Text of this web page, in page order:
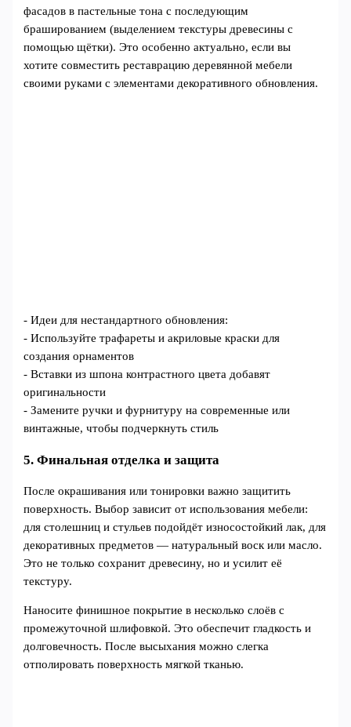
фасадов в пастельные тона с последующим
брашированием (выделением текстуры древесины с
помощью щётки). Это особенно актуально, если вы
хотите совместить реставрацию деревянной мебели
своими руками с элементами декоративного обновления.
- Идеи для нестандартного обновления:
- Используйте трафареты и акриловые краски для
создания орнаментов
- Вставки из шпона контрастного цвета добавят
оригинальности
- Замените ручки и фурнитуру на современные или
винтажные, чтобы подчеркнуть стиль
5. Финальная отделка и защита
После окрашивания или тонировки важно защитить
поверхность. Выбор зависит от использования мебели:
для столешниц и стульев подойдёт износостойкий лак, для
декоративных предметов — натуральный воск или масло.
Это не только сохранит древесину, но и усилит её
текстуру.
Наносите финишное покрытие в несколько слоёв с
промежуточной шлифовкой. Это обеспечит гладкость и
долговечность. После высыхания можно слегка
отполировать поверхность мягкой тканью.